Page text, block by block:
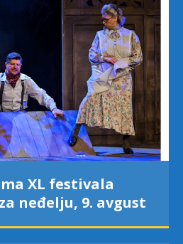
XL festivala
neđelju, 9. avgust